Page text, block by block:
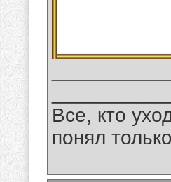
Все, кто
понял